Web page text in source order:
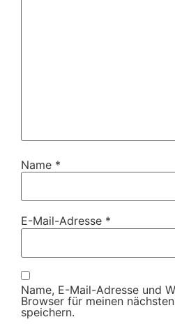
Name *
E-Mail-Adresse *
Name, E-Mail-Adresse und
Browser für meinen
speichern.